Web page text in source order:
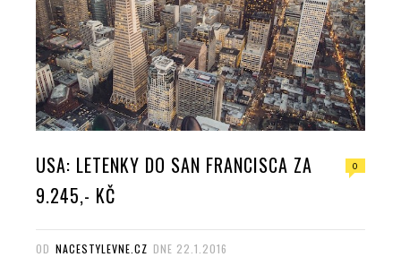
USA: LETENKY DO SAN FRANCISCA ZA
9.245,- KČ
0
OD NACESTYLEVNE.CZ DNE 22.1.2016